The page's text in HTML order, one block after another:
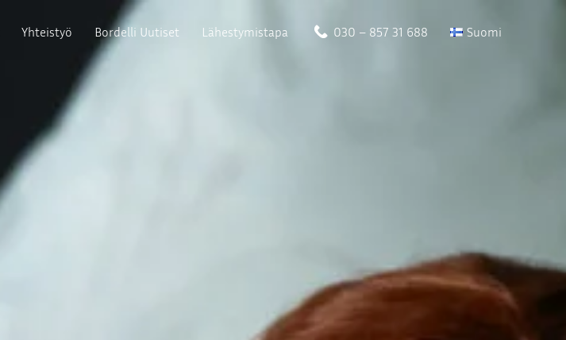
Yhteistyö Bordelli Uutiset Lähestymistapa 030 – 857 31 688 Suomi